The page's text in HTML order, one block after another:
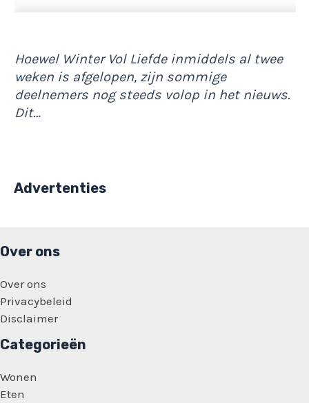
Hoewel Winter Vol Liefde inmiddels al twee
weken is afgelopen, zijn sommige
deelnemers nog steeds volop in het nieuws.
Dit…
Advertenties
Over ons
Over ons
Privacybeleid
Disclaimer
Categorieën
Wonen
Eten